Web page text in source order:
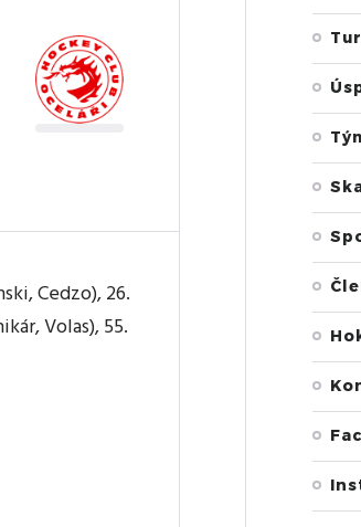
Cedzo), 26.
Volas), 55.